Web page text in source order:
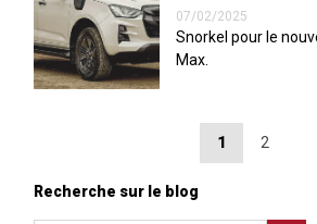
Recherche sur le blog
07/02/2025
Snorkel pour le
Max.
1 2